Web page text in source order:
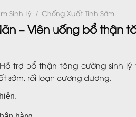
Sinh Lý / Chống Xuất Tinh Sớm
– Viên uống bổ thận
trợ bổ thận tăng cường sinh
sớm, rối loạn cương dương.